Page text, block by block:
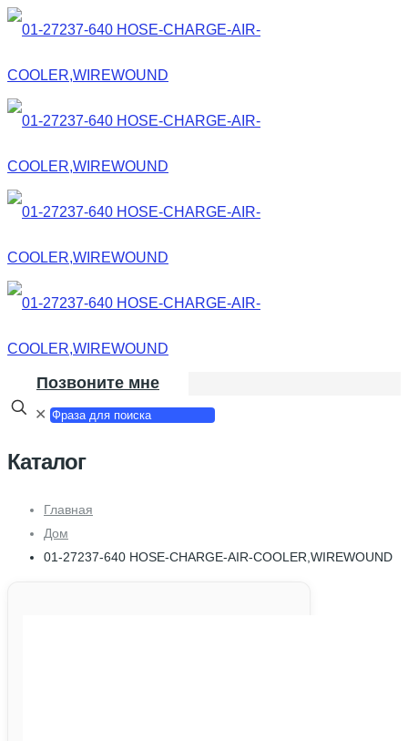
Позвоните мне
✕
Каталог
Главная
Дом
01-27237-640 HOSE-CHARGE-AIR-COOLER,WIREWOUND